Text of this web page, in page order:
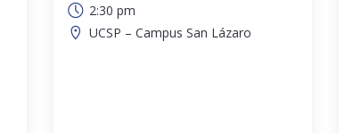
2:30 pm
UCSP – Campus San Lázaro